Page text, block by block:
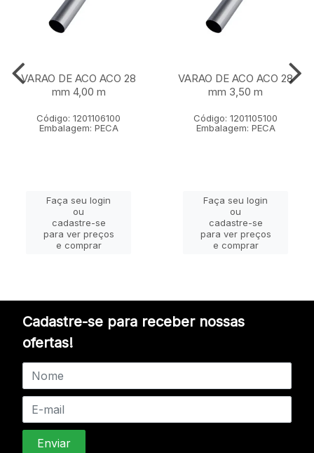
VARAO DE ACO ACO 28
mm 4,00 m
Código: 1201106100
Embalagem: PECA
Faça seu login
ou
cadastre-se
para ver preços
e comprar
VARAO DE ACO ACO 28
mm 3,50 m
Código: 1201105100
Embalagem: PECA
Faça seu login
ou
cadastre-se
para ver preços
e comprar
Cadastre-se para receber nossas
ofertas!